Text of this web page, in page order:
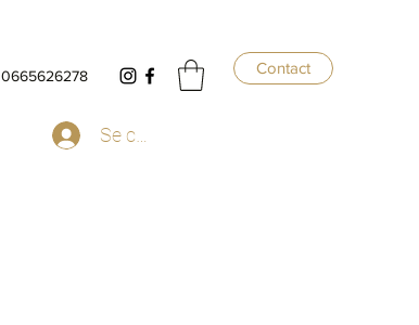
Se connecter
0665626278 Contact